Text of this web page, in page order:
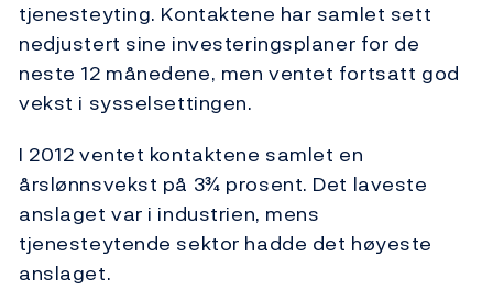
tjenesteyting. Kontaktene har samlet sett
nedjustert sine investeringsplaner for de
neste 12 månedene, men ventet fortsatt god
vekst i sysselsettingen.
I 2012 ventet kontaktene samlet en
årslønnsvekst på 3¾ prosent. Det laveste
anslaget var i industrien, mens
tjenesteytende sektor hadde det høyeste
anslaget.